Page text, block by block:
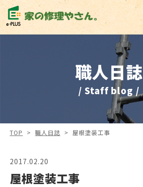
職人日誌
/ Staff blog /
TOP > 職人日誌 > 屋根塗装工事
2017.02.20
屋根塗装工事